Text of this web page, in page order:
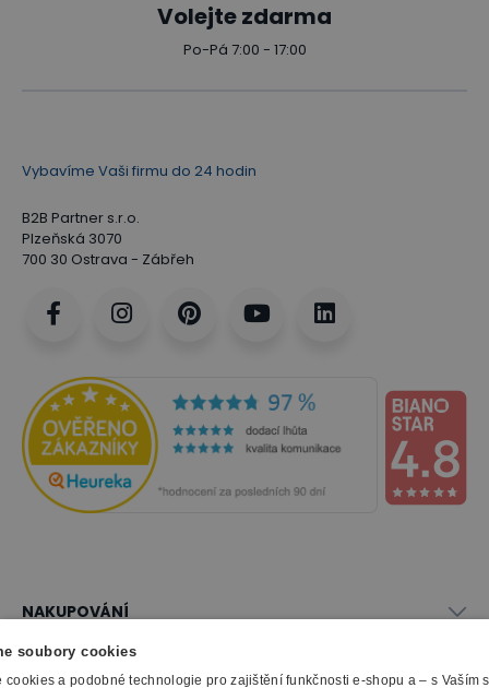
Volejte zdarma
Po-Pá 7:00 - 17:00
Vybavíme Vaši firmu do 24 hodin
B2B Partner s.r.o.
Plzeňská 3070
700 30 Ostrava - Zábřeh
NAKUPOVÁNÍ
Vše o nákupu
Obchodní podmínky
SLUŽBY
soubory cookies
cookies a podobné technologie pro zajištění funkčnosti e-shopu a – s Vaším